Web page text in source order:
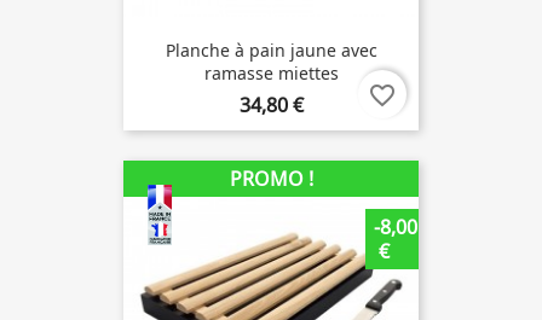
Planche à pain jaune avec
ramasse miettes
34,80 € favorite_border
PROMO !
-8,00
€